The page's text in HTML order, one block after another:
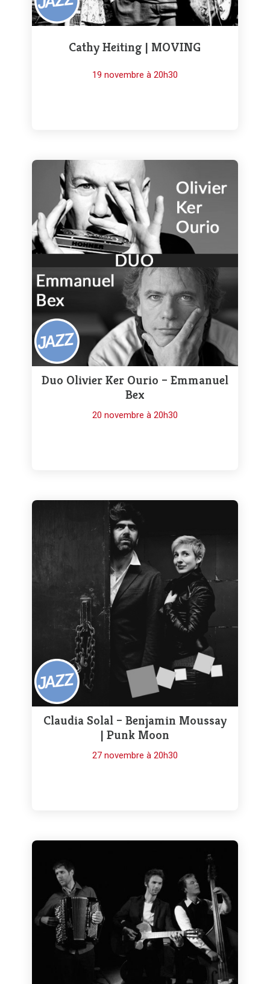
Cathy Heiting | MOVING
19 novembre à 20h30
Duo Olivier Ker Ourio – Emmanuel
Bex
20 novembre à 20h30
Claudia Solal – Benjamin Moussay
| Punk Moon
27 novembre à 20h30